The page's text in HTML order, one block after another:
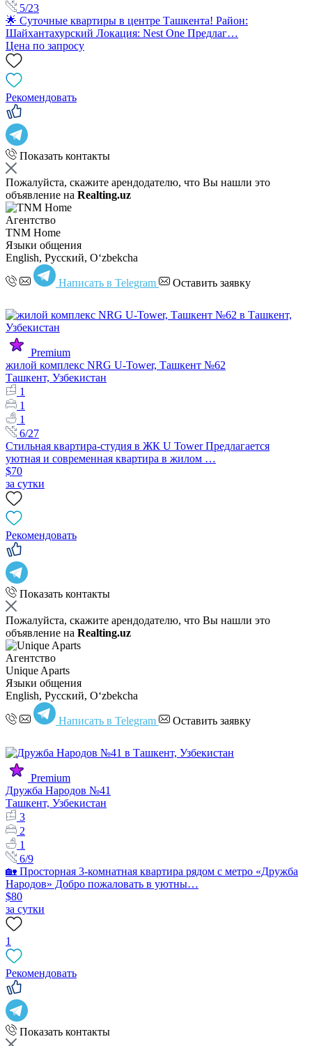
5/23
🌟 Суточные квартиры в центре Ташкента! Район:
Шайхантахурский Локация: Nest One Предлаг…
Цена по запросу
Рекомендовать
Показать контакты
Пожалуйста, скажите арендодателю, что Вы нашли это
объявление на Realting.uz
Агентство
TNM Home
Языки общения
English, Русский, Oʻzbekcha
Написать в Telegram Оставить заявку
Premium
жилой комплекс NRG U-Tower, Ташкент №62
Ташкент, Узбекистан
1
1
1
6/27
Стильная квартира-студия в ЖК U Tower Предлагается
уютная и современная квартира в жилом …
$70
за сутки
Рекомендовать
Показать контакты
Пожалуйста, скажите арендодателю, что Вы нашли это
объявление на Realting.uz
Агентство
Unique Aparts
Языки общения
English, Русский, Oʻzbekcha
Написать в Telegram Оставить заявку
Premium
Дружба Народов №41
Ташкент, Узбекистан
3
2
1
6/9
🏡 Просторная 3-комнатная квартира рядом с метро «Дружба
Народов» Добро пожаловать в уютны…
$80
за сутки
1
Рекомендовать
Показать контакты